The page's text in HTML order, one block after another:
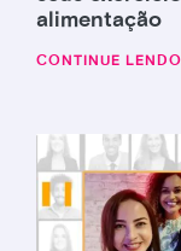
alimentação
CONTINUE